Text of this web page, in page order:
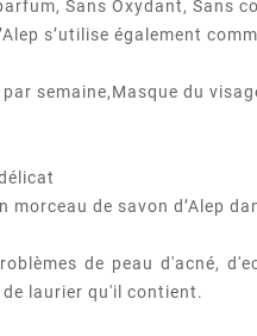
Sans Oxydant, Sans
s’utilise également
semaine,Masque du
morceau de savon d’Alep
de peau d'acné,
laurier qu'il contient.